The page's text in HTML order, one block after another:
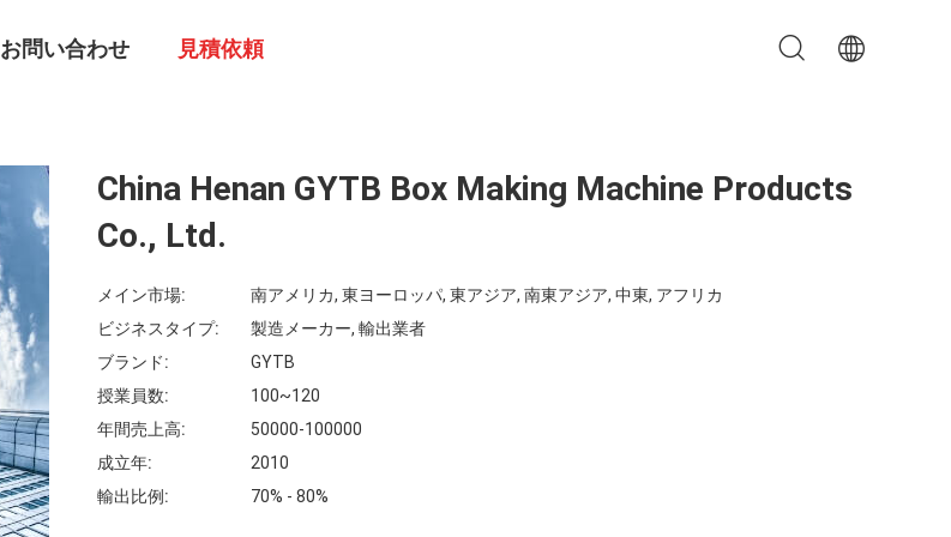
お問い合わせ 見積依頼
China Henan GYTB Box Making Machine Products
Co., Ltd.
メイン市場:
南アメリカ, 東ヨーロッパ, 東アジア, 南東アジア, 中東, アフリカ
ビジネスタイプ:
製造メーカー, 輸出業者
ブランド:
GYTB
授業員数:
100~120
年間売上高:
50000-100000
成立年:
2010
輸出比例:
70% - 80%